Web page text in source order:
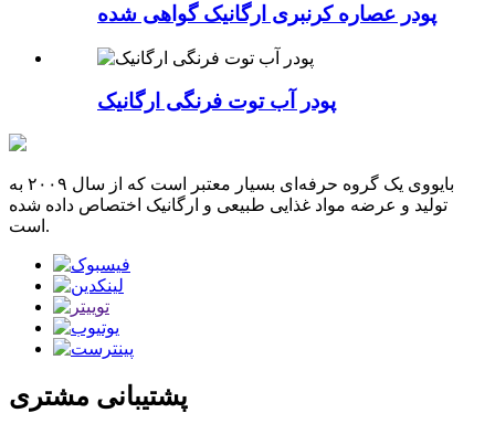
پودر عصاره کرنبری ارگانیک گواهی شده
پودر آب توت فرنگی ارگانیک
بایووی یک گروه حرفه‌ای بسیار معتبر است که از سال ۲۰۰۹ به
تولید و عرضه مواد غذایی طبیعی و ارگانیک اختصاص داده شده
است.
پشتیبانی مشتری